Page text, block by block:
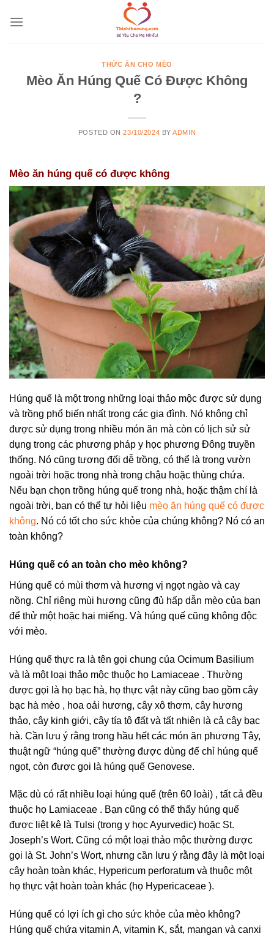
THỨC ĂN CHO MÈO
Mèo Ăn Húng Quế Có Được Không
?
POSTED ON23/10/2024 BYADMIN
Mèo ăn húng quế có được không
Húng quế là một trong những loại thảo mộc được sử dụng
và trồng phổ biến nhất trong các gia đình. Nó không chỉ
được sử dụng trong nhiều món ăn mà còn có lịch sử sử
dụng trong các phương pháp y học phương Đông truyền
thống. Nó cũng tương đối dễ trồng, có thể là trong vườn
ngoài trời hoặc trong nhà trong chậu hoặc thùng chứa.
Nếu bạn chọn trồng húng quế trong nhà, hoặc thậm chí là
ngoài trời, bạn có thể tự hỏi liệu mèo ăn húng quế có được
không. Nó có tốt cho sức khỏe của chúng không? Nó có an
toàn không?
Húng quế có an toàn cho mèo không?
Húng quế có mùi thơm và hương vị ngọt ngào và cay
nồng. Chỉ riêng mùi hương cũng đủ hấp dẫn mèo của bạn
để thử một hoặc hai miếng. Và húng quế cũng không độc
với mèo.
Húng quế thực ra là tên gọi chung của Ocimum Basilium
và là một loại thảo mộc thuộc họ Lamiaceae . Thường
được gọi là họ bạc hà, họ thực vật này cũng bao gồm cây
bạc hà mèo , hoa oải hương, cây xô thơm, cây hương
thảo, cây kinh giới, cây tía tô đất và tất nhiên là cả cây bạc
hà. Cần lưu ý rằng trong hầu hết các món ăn phương Tây,
thuật ngữ “húng quế” thường được dùng để chỉ húng quế
ngọt, còn được gọi là húng quế Genovese.
Mặc dù có rất nhiều loại húng quế (trên 60 loài) , tất cả đều
thuộc họ Lamiaceae . Bạn cũng có thể thấy húng quế
được liệt kê là Tulsi (trong y học Ayurvedic) hoặc St.
Joseph’s Wort. Cũng có một loại thảo mộc thường được
gọi là St. John’s Wort, nhưng cần lưu ý rằng đây là một loại
cây hoàn toàn khác, Hypericum perforatum và thuộc một
họ thực vật hoàn toàn khác (họ Hypericaceae ).
Húng quế có lợi ích gì cho sức khỏe của mèo không?
Húng quế chứa vitamin A, vitamin K, sắt, mangan và canxi